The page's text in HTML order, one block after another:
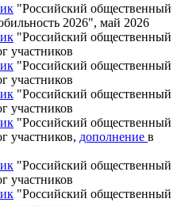
"Российский общественный
2026", май 2026
"Российский общественный
участников
"Российский общественный
участников
"Российский общественный
участников
"Российский общественный
участников, дополнение в
"Российский общественный
участников
"Российский общественный